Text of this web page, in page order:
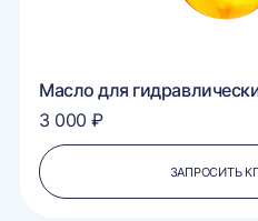
Масло для
3 000 ₽
ЗАПРОСИТЬ